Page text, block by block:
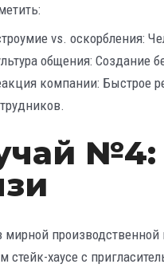
vs. оскорбления:
общения: Создание
компании: Быстрое
№4:
мирной
стейк-хаусе с